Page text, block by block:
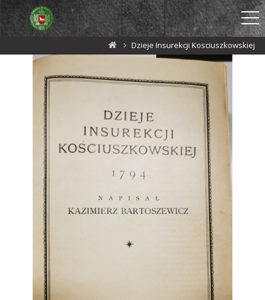
Dzieje Insurekcji Kosciuszkowskiej